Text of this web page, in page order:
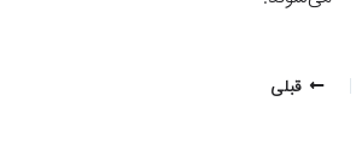
پیمایشقبلی